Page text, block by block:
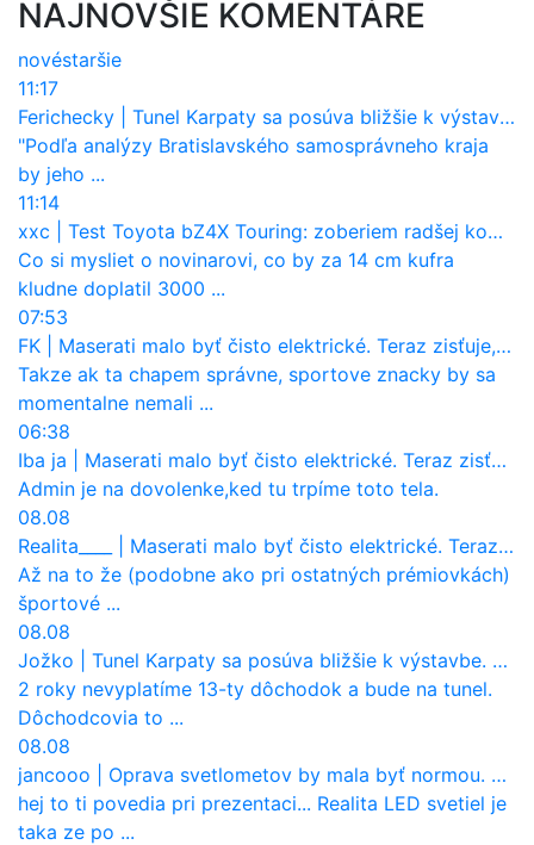
NAJNOVŠIE KOMENTÁRE
novéstaršie
11:17
Ferichecky
Tunel Karpaty sa posúva bližšie k výstavbe. NDS urobila dôležitý krok
"Podľa analýzy Bratislavského samosprávneho kraja
by jeho ...
11:14
xxc
Test Toyota bZ4X Touring: zoberiem radšej kombi
Co si mysliet o novinarovi, co by za 14 cm kufra
kludne doplatil 3000 ...
07:53
FK
Maserati malo byť čisto elektrické. Teraz zisťuje, že potrebuje nový osemvalcový motor
Takze ak ta chapem správne, sportove znacky by sa
momentalne nemali ...
06:38
Iba ja
Maserati malo byť čisto elektrické. Teraz zisťuje, že potrebuje nový osemvalcový motor
Admin je na dovolenke,ked tu trpíme toto tela.
08.08
Realita____
Maserati malo byť čisto elektrické. Teraz zisťuje, že potrebuje nový osemvalcový motor
Až na to že (podobne ako pri ostatných prémiovkách)
športové ...
08.08
Jožko
Tunel Karpaty sa posúva bližšie k výstavbe. NDS urobila dôležitý krok
2 roky nevyplatíme 13-ty dôchodok a bude na tunel.
Dôchodcovia to ...
08.08
jancooo
Oprava svetlometov by mala byť normou. Jeden nový dnes stojí priemerne 1251 eur!
hej to ti povedia pri prezentaci... Realita LED svetiel je
taka ze po ...